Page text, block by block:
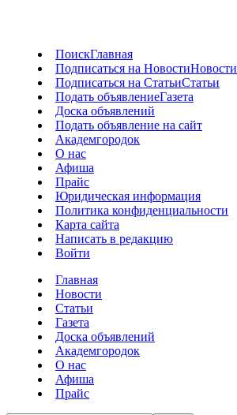
ПоискГлавная
Подписаться на НовостиНовости
Подписаться на СтатьиСтатьи
Подать объявлениеГазета
Доска объявлений
Подать объявление на сайт
Академгородок
О нас
Афиша
Прайс
Юридическая информация
Политика конфиденциальности
Карта сайта
Написать в редакцию
Войти
Главная
Новости
Статьи
Газета
Доска объявлений
Академгородок
О нас
Афиша
Прайс